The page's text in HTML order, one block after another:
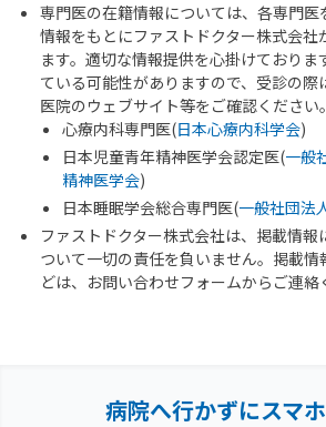
専門医の在籍情報については、各専門医
情報をもとにファストドクター株式会社
ます。適切な情報提供を心掛けており
ている可能性がありますので、受診の際
医院のウェブサイト等をご確認ください。
心療内科専門医(日本心療内科学会)
日本児童青年精神医学会認定医(一般
精神医学会)
日本睡眠学会総合専門医(一般社団法
ファストドクター株式会社は、掲載情報
ついて一切の責任を負いません。掲載
どは、お問い合わせフォームからご連絡
病院へ行かずにスマ